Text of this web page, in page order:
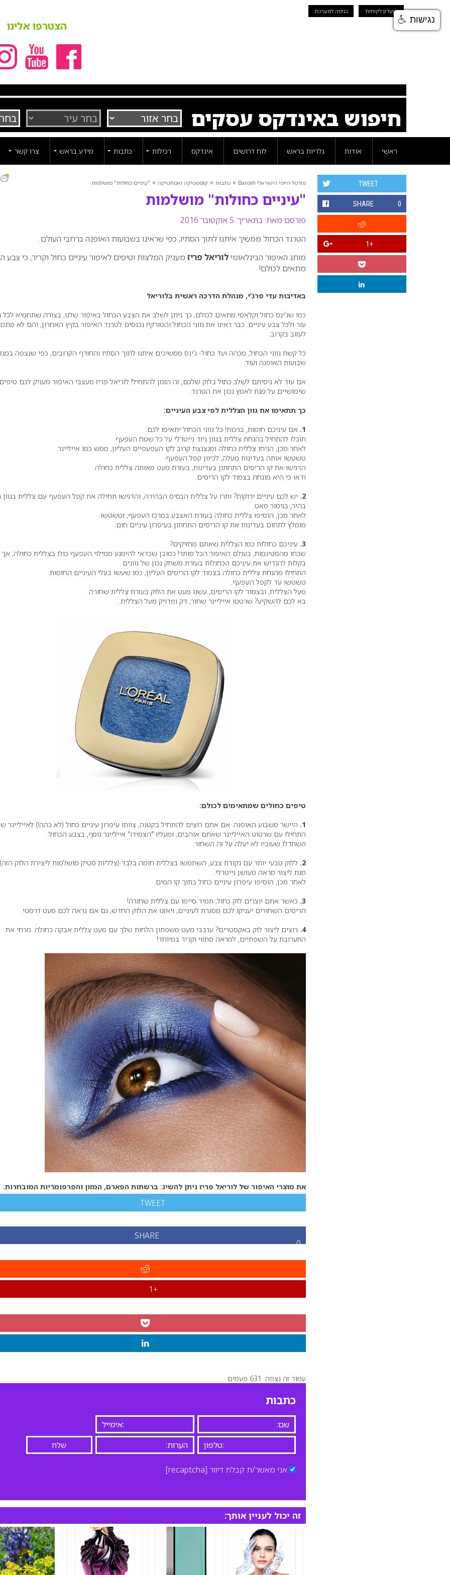
מועדון לקוחות כניסה למערכת
הצטרפו אלינו
חיפוש באינדקס עסקים
ראשי אודות גלריות בראש לוח דרושים אינדקס רכילות כתבות מידע בראש צרו קשר
פורטל היופי הישראלי Barosh » כתבות » קוסמטיקה ואסתטיקה » "עיניים כחולות" מושלמות
"עיניים כחולות" מושלמות
פורסם מאת: בתאריך: 5 אוקטובר 2016
TWEET
SHARE 0
+1
הטרנד הכחול ממשיך איתנו לתוך הסתיו, כפי שראינו בשבועות האופנה ברחבי העולם.
מותג האיפור הבינלאומילוריאל פריז מעניק המלצות וטיפים לאיפור עיניים כחול וקריר, כי צבע
מתאים לכולם!
באדיבות עדי פרג’י, מנהלת הדרכה ראשית בלוריאל
כמו שג’ינס כחול וקלאסי מתאים לכולם, כך ניתן לשלב את הצבע הכחול באיפור שלנו, בצורה שתחמיא לכל
עור ולכל צבע עיניים. כבר ראינו את גווני הכחול והטורקיז נכנסים לטרנד האיפור בקיץ האחרון, והם לא
לעזוב בקרוב.
כל קשת גווני הכחול, מכהה ועד כחול- ג’ינס ממשיכים איתנו לתוך הסתיו והחורף הקרובים, כפי שנצפה
שבועות האופנה ועוד.
אם עוד לא ניסיתם לשלב כחול בלוק שלכם, זה הזמן להתחיל! לוריאל פריז מעצבי האיפור מעניק לכם טיפים
שימושיים על מנת לאמץ נכון את הטרנד.
כך תתאימו את גוון הצללית לפי צבע העיניים:
1. אם עיניכם חומות, ברכות! כל גווני הכחול יתאימו לכם.
תוכלו להתחיל בהנחת צללית בגוון ניוד נייטרלי על כל שטח העפעף.
לאחר מכן, הניחו צללית כחולה ומנצנצת קרוב לקו העפעפיים העליון, ממש כמו אייליינר.
טשטשו אותה בעדינות מעלה, לכיוון קפל העפעף.
הדגישו את קו הריסים התחתון בעדינות, בעזרת מעט מאותה צללית כחולה.
ודאו כי היא מונחת בצמוד לקו הריסים.
2. יש לכם עיניים ירוקות? ותרו על צללית הבסיס הבהירה, והדגישו תחילה את קפל העפעף עם צללית בגוון
בהיר, בגימור מאט.
לאחר מכן, הוסיפו צללית כחולה בעזרת האצבע במרכז העפעף, וטשטשו.
מומלץ לתחום בעדינות את קו הריסים התחתון בעיפרון עיניים חום.
3. עיניכם כחולות כמו הצללית שאתם מחזיקים?
שכחו מהסטיגמות, בעולם האיפור הכל מותר! כמובן שכדאי להימנע ממילוי העפעף כולו בצללית כחולה, אך
בקלות להגדיש את עיניכם הכחולות בעזרת משחק נכון של גוונים.
התחילו מהנחת צללית כחולה בצמוד לקו הריסים העליון, כמו שעשו בעלי העיניים החומות.
טשטשו עד לקפל העפעף.
מעל הצללית, ובצמוד לקו הריסים, עשנו מעט את הלוק בעזרת צללית שחורה.
בא לכם להשקיע? שרטטו אייליינר שחור, דק ומדויק מעל הצללית.
טיפים כחולים שמתאימים לכולם:
1. היישר משבוע האופנה: אם אתם רוצים להתחיל בקטנה, צוותו עיפרון עיניים כחול (לא כהה!) לאייליינר
התחילו עם שרטוט האייליינר שאתם אוהבים, ומעליו "הצמידו" אייליינר נוסף, בצבע הכחול.
השתדלו שעוביו לא יעלה על זה השחור.
2. ללוק טבעי יותר עם נקודת צבע, השתמשו בצללית חומה בלבד (צלליות סטיק מושלמות ליצירת הלוק
מנת ליצור מראה מעושן נייטרלי.
לאחר מכן, הוסיפו עיפרון עיניים כחול בתוך קו המים.
3. כאשר אתם יוצרים לוק כחול, תמיד סיימו עם צללית שחורה!
הריסים השחורים יעניקו לכם מסגרת לעיניים, ויאזנו את הלוק החדש, גם אם נראה לכם מעט דרמטי.
4. רוצים ליצור לוק באקסטרים? ערבבי מעט משפתון הלחות שלך עם מעט צללית אבקה כחולה. מרחי את
התערובת על השפתיים, למראה סתווי וקריר במיוחד!
את מוצרי האיפור של לוריאל פריז ניתן להשיג: ברשתות הפארם, המזון והפרפומריות המובחרות.
TWEET
SHARE
0
+1
עמוד זה נצפה: 631 פעמים
כתבות
אני מאשר/ת קבלת דיוור [recaptcha]
זה יכול לעניין אותך:
נגישות